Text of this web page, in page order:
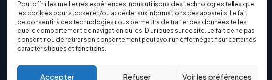
Pour offrir les meilleures expériences, nous utilisons des technologies telles que
les cookies pour stocker et/ou accéder aux informations des appareils. Le fait
de consentir à ces technologies nous permettra de traiter des données telles
que le comportement de navigation ou les ID uniques sur ce site. Le fait de ne pas
consentir ou de retirer son consentement peut avoir un effet négatif sur certaines
caractéristiques et fonctions.
Accepter Refuser Voir les préférences